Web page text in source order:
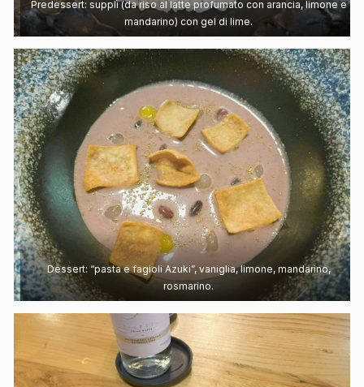
Predessert: supplì (da riso al latte profumato con arancia, limone e
mandarino) con gel di lime.
Dessert: “pasta e fagioli Azuki”, vaniglia, limone, mandarino,
rosmarino.